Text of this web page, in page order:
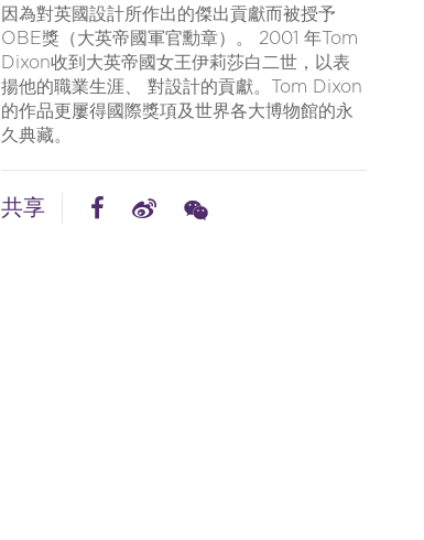
因為對英國設計所作出的傑出貢獻而被授予
OBE獎（大英帝國軍官勳章）。 2001 年Tom
Dixon收到大英帝國女王伊莉莎白二世，以表
揚他的職業生涯、 對設計的貢獻。Tom Dixon
的作品更屢得國際獎項及世界各大博物館的永
久典藏。
共享